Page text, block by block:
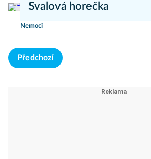
Svalová horečka
Nemoci
Předchozí